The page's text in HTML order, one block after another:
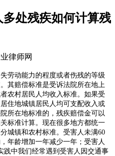
处残疾如何计算残
律师网
劳动能力的程度或者伤残的等级
其赔偿标准是受诉法院所在地上
农村居民人均收入标准。如果受
住地城镇居民人均可支配收入或
所在地标准的，残疾赔偿金可以
标准计算。现在很多地方都统一
城镇和农村标准。受害人未满60
年龄增加一年减少一年；受害人
践中我们经常遇到受害人因交通事